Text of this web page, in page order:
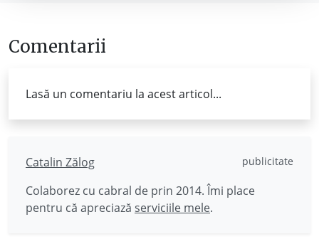
Comentarii
Lasă un comentariu la acest articol...
Catalin Zălog publicitate
Colaborez cu cabral de prin 2014. Îmi place
pentru că apreciază serviciile mele.